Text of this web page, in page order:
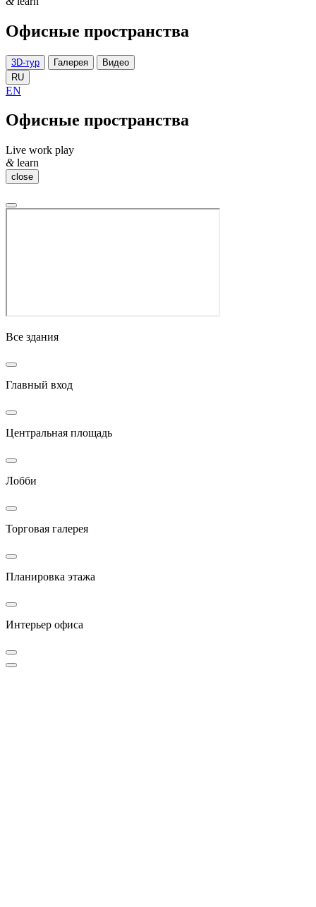
Офисные пространства
3D-тур Галерея
Видео
RU
EN
Офисные пространства
Live work play
&learn
close
Все здания
Главный вход
Центральная площадь
Лобби
Торговая галерея
Планировка этажа
Интерьер офиса